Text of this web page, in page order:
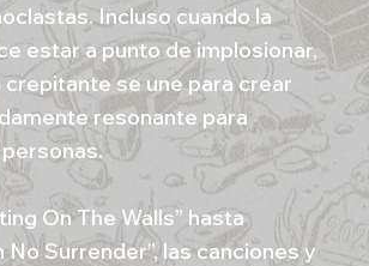
Incluso cuando la
estar a punto de implosionar,
se une para crear
resonante para
On The Walls” hasta
No Surrender”, las canciones y